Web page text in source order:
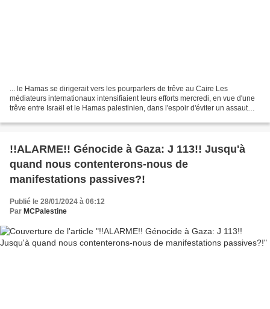
... le Hamas se dirigerait vers les pourparlers de trêve au Caire Les
médiateurs internationaux intensifiaient leurs efforts mercredi, en vue d'une
trêve entre Israël et le Hamas palestinien, dans l'espoir d'éviter un assaut
!!ALARME!! Génocide à Gaza: J 113!! Jusqu'à
quand nous contenterons-nous de
manifestations passives?!
Publié le 28/01/2024 à 06:12
Par MCPalestine